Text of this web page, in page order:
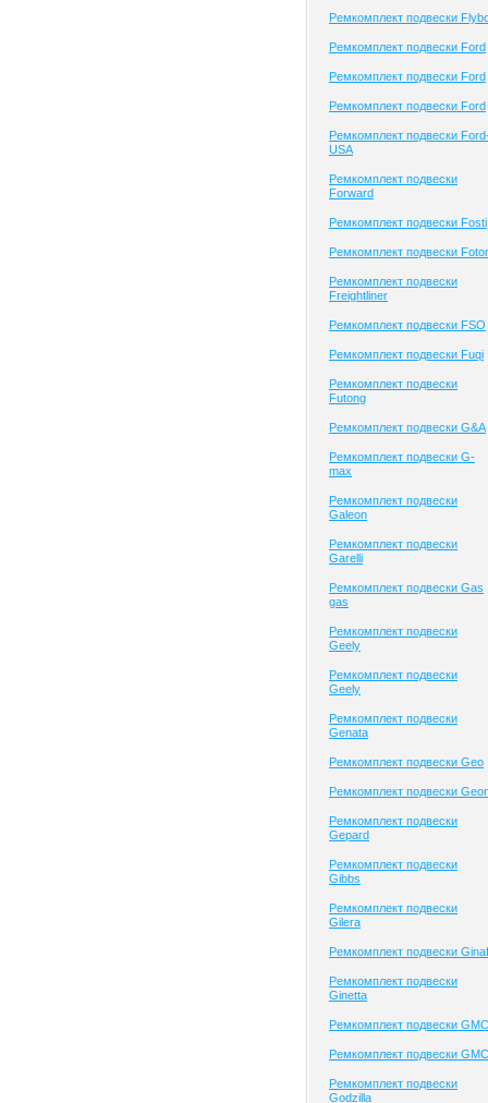
Ремкомплект подвески
Ремкомплект подвески Ford
Ремкомплект подвески Ford
Ремкомплект подвески Ford
Ремкомплект подвески
USA
Ремкомплект подвески
Forward
Ремкомплект подвески Fosti
Ремкомплект подвески
Ремкомплект подвески
Freightliner
Ремкомплект подвески FSO
Ремкомплект подвески Fuqi
Ремкомплект подвески
Futong
Ремкомплект подвески G&A
Ремкомплект подвески G-
max
Ремкомплект подвески
Galeon
Ремкомплект подвески
Garelli
Ремкомплект подвески Gas
gas
Ремкомплект подвески
Geely
Ремкомплект подвески
Geely
Ремкомплект подвески
Genata
Ремкомплект подвески Geo
Ремкомплект подвески
Ремкомплект подвески
Gepard
Ремкомплект подвески
Gibbs
Ремкомплект подвески
Gilera
Ремкомплект подвески Ginaf
Ремкомплект подвески
Ginetta
Ремкомплект подвески GMC
Ремкомплект подвески GMC
Ремкомплект подвески
Godzilla